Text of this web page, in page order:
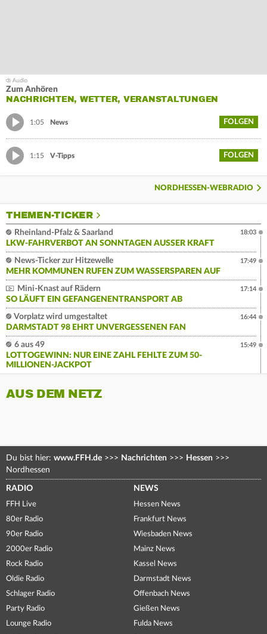
Zum Anhören
NACHRICHTEN, WETTER, VERANSTALTUNGEN
1:05 News FOLGEN
1:15 V-Tipps FOLGEN
NORDHESSEN-WEBRADIO
THEMEN-TICKER
Rheinland-Pfalz & Saarland
LKW-FAHRVERBOT AN SONNTAGEN AUSSER KRAFT
18:03
News-Ticker zur Hitzewelle
MEHR KOMMUNEN RUFEN ZUM WASSERSPAREN AUF
17:49
Mini-Knast auf Rädern
SO LÄUFT EIN GEFANGENENTRANSPORT AB
17:14
Vorplatz wird umgestaltet
DARMSTADT 98 EHRT UNVERGESSENEN FAN
16:44
6 aus 49
LOTTOGEWINN: NUR EINE ZAHL FEHLTE ZUM 50-
MILLIONEN-JACKPOT
15:49
AUS DEM NETZ
Du bist hier: www.FFH.de >>> Nachrichten >>> Hessen >>>
Nordhessen
RADIO
FFH Live
80er Radio
90er Radio
2000er Radio
Rock Radio
Oldie Radio
Schlager Radio
Party Radio
Lounge Radio
NEWS
Hessen News
Frankfurt News
Wiesbaden News
Mainz News
Kassel News
Darmstadt News
Offenbach News
Gießen News
Fulda News